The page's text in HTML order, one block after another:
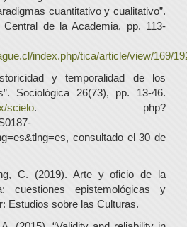
cuantitativo y cualitativo”.
Central de la Academia, pp. 113-
index.php/tica/article/view/169/
y temporalidad de los
Sociológica 26(73), pp. 13-46.
scielo. php?
consultado el 30 de
C. (2019). Arte y oficio de la
cuestiones epistemológicas y
Estudios sobre las Culturas.